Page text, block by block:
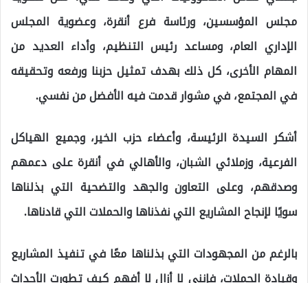
مجلس المؤسسين، ورئاسة فرع أنقرة، وعضوية المجلس
الإداري العام، ومساعد رئيس التنظيم، وأداء العديد من
المهام الأخرى، كل ذلك بهدف تمثيل حزبنا ورفعه وتحقيقه
في المجتمع، في مشوار قدمت فيه الأفضل من نفسي.
أشكر السيدة الرئيسة، وأعضاء حزب الخير، وجميع الهياكل
الفرعية، وزملائي الشبان، والأهالي في أنقرة على دعمهم
وصدقهم، وعلى التعاون والجهد والتضحية التي بذلناها
سويًا لإنجاح المشاريع التي نفذناها والحملات التي قادناها.
بالرغم من المجهودات التي بذلناها معًا في تنفيذ المشاريع
وقيادة الحملات، فإنني لا أزال لا أفهم كيف تطورت الأحداث